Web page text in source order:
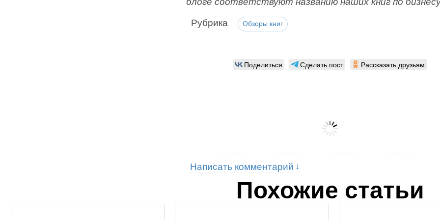
Рубрика Обзоры книг
Поделиться Сделать пост Рассказать друзьям
Написать комментарий
Похожие статьи